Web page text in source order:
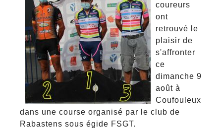
coureurs
ont
retrouvé le
plaisir de
s'affronter
ce
dimanche 9
août à
Coufouleux
dans une course organisé par le club de
Rabastens sous égide FSGT.